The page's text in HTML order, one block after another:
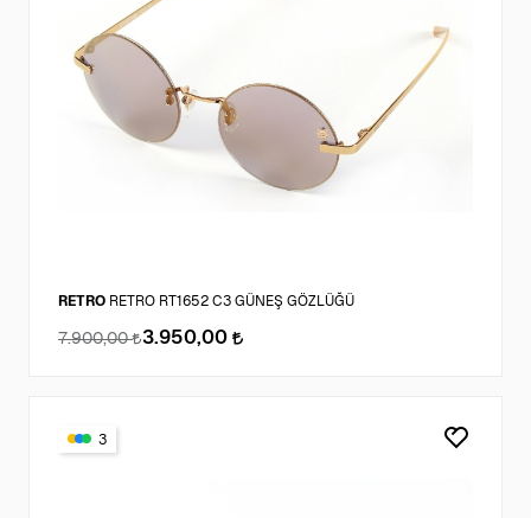
RETRO RETRO RT1652 C3 GÜNEŞ GÖZLÜĞÜ
7.900,00 3.950,00
3